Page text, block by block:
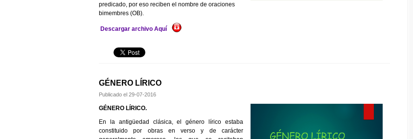
predicado, por eso reciben el nombre de oraciones
bimembres (OB).
Descargar archivo Aquí
GÉNERO LÍRICO
Publicado el 29-07-2016
GÉNERO LÍRICO.
En la antigüedad clásica, el género lírico estaba
constituido por obras en verso y de carácter